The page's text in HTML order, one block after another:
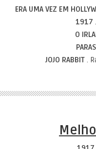
ERA UMA VEZ EM
1917
O
JOJO RABBIT .